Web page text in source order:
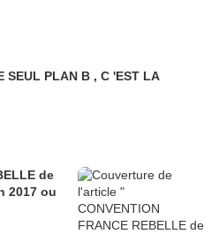
SEUL PLAN B , C 'EST LA
2017 ou